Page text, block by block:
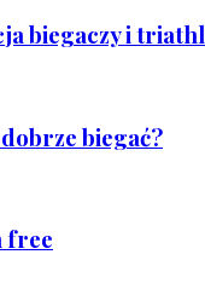
biegaczy i
biegać?
free